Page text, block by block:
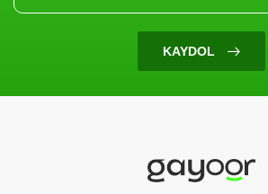
Filtrenize
Ürün
KAYDOL